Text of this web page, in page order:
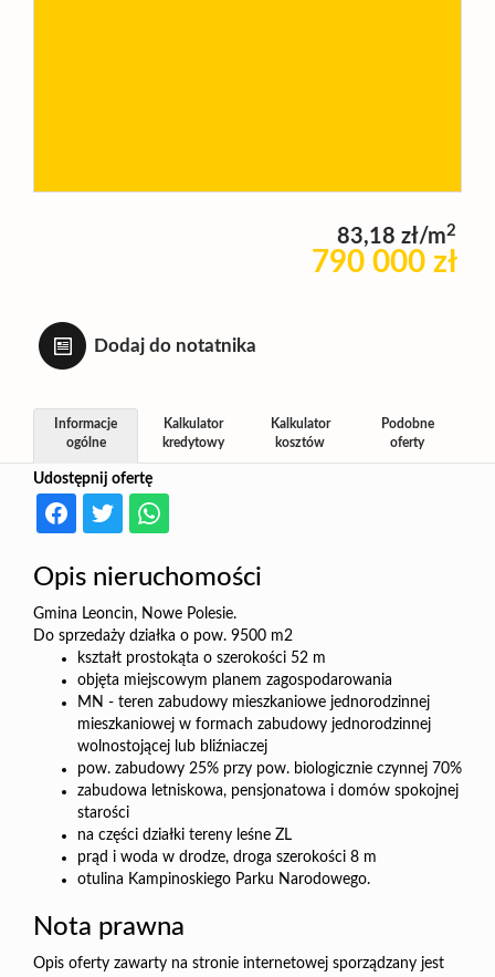
83,18 zł/m2
790 000 zł
Dodaj do notatnika
Udostępnij ofertę
Informacje
ogólne
Kalkulator
kredytowy
Kalkulator
kosztów
Podobne
oferty
Opis nieruchomości
Gmina Leoncin, Nowe Polesie.
Do sprzedaży działka o pow. 9500 m2
kształt prostokąta o szerokości 52 m
objęta miejscowym planem zagospodarowania
MN - teren zabudowy mieszkaniowe jednorodzinnej
mieszkaniowej w formach zabudowy jednorodzinnej
wolnostojącej lub bliźniaczej
pow. zabudowy 25% przy pow. biologicznie czynnej 70%
zabudowa letniskowa, pensjonatowa i domów spokojnej
starości
na części działki tereny leśne ZL
prąd i woda w drodze, droga szerokości 8 m
otulina Kampinoskiego Parku Narodowego.
Nota prawna
Opis oferty zawarty na stronie internetowej sporządzany jest